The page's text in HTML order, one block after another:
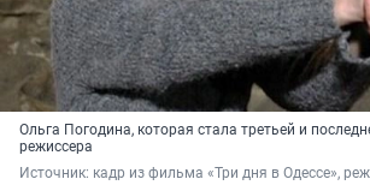
Ольга Погодина, которая стала третьей и
режиссера
Источник: кадр из фильма «Три дня в Одессе»,